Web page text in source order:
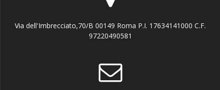
Via dell'Imbrecciato,70/B 00149 Roma P.I. 17634141000 C.F.
97220490581